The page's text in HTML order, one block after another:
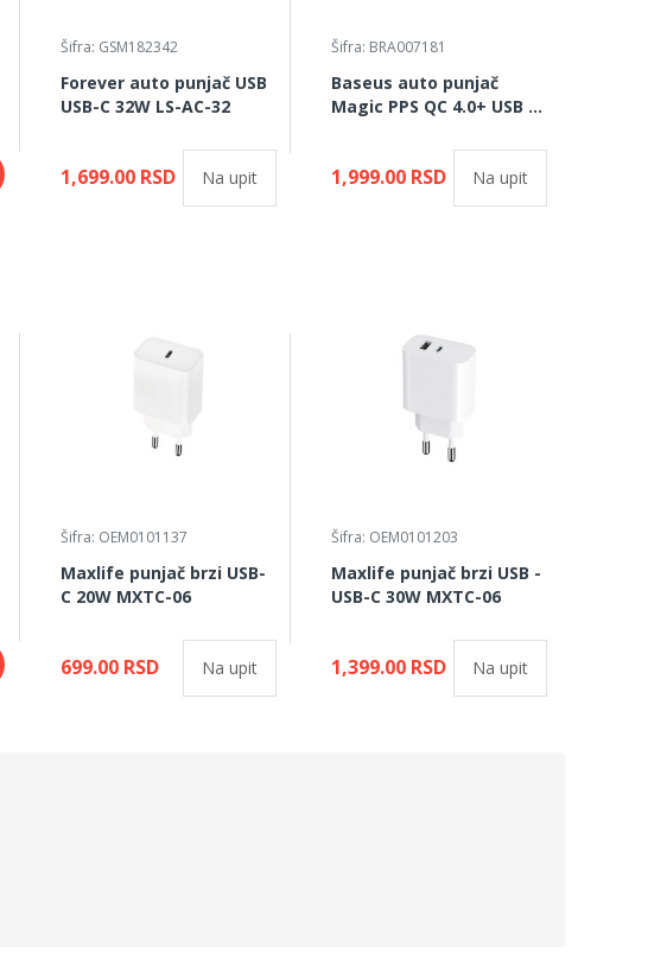
Šifra: GSM182342
Forever auto punjač USB
USB-C 32W LS-AC-32
1,699.00 RSD Na upit
Šifra: BRA007181
Baseus auto punjač
Magic PPS QC 4.0+ USB +
1,999.00 RSD Na upit
Šifra: OEM0101137
Maxlife punjač brzi USB-
C 20W MXTC-06
699.00 RSD Na upit
Šifra: OEM0101203
Maxlife punjač brzi USB -
USB-C 30W MXTC-06
1,399.00 RSD Na upit